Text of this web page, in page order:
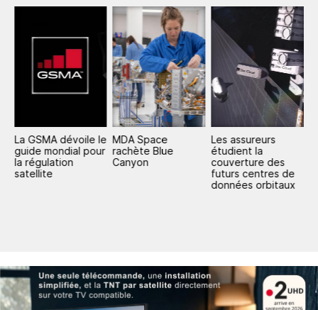
La GSMA dévoile le
guide mondial pour
la régulation
satellite
MDA Space
rachète Blue
Canyon
Les assureurs
étudient la
couverture des
futurs centres de
données orbitaux